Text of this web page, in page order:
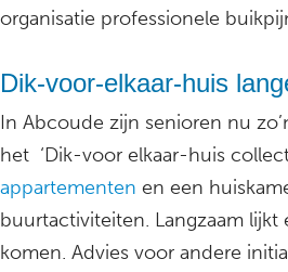
organisatie professionele
Dik-voor-elkaar-huis
In Abcoude zijn senioren nu
het ‘Dik-voor elkaar-huis
appartementen en een
buurtactiviteiten. Langzaam lijkt
komen. Advies voor andere